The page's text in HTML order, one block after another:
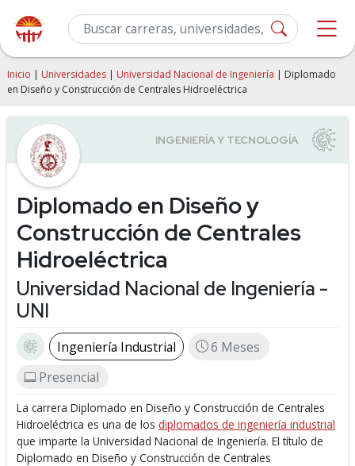
Inicio | Universidades | Universidad Nacional de Ingeniería | Diplomado
en Diseño y Construcción de Centrales Hidroeléctrica
Diplomado en Diseño y
Construcción de Centrales
Hidroeléctrica
Universidad Nacional de Ingeniería -
UNI
Ingeniería Industrial
6 Meses
Presencial
La carrera Diplomado en Diseño y Construcción de Centrales
Hidroeléctrica es una de los diplomados de ingeniería industrial
que imparte la Universidad Nacional de Ingeniería. El título de
Diplomado en Diseño y Construcción de Centrales